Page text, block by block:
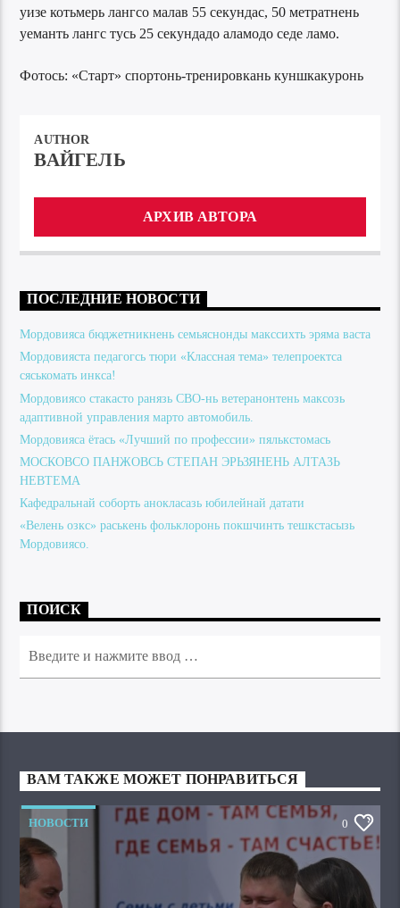
уизе котьмерь лангсо малав 55 секундас, 50 метратнень
уеманть лангс тусь 25 секундадо аламодо седе ламо.
Фотось: «Старт» спортонь-тренировкань куншкакуронь
AUTHOR
ВАЙГЕЛЬ
АРХИВ АВТОРА
ПОСЛЕДНИЕ НОВОСТИ
Мордовияса бюджетникнень семьяснонды макссихть эряма васта
Мордовияста педагогсь тюри «Классная тема» телепроектса
сяськомать инкса!
Мордовиясо стакасто ранязь СВО-нь ветеранонтень максозь
адаптивной управления марто автомобиль.
Мордовияса ётась «Лучший по профессии» пялькстомась
МОСКОВСО ПАНЖОВСЬ СТЕПАН ЭРЬЗЯНЕНЬ АЛТАЗЬ
НЕВТЕМА
Кафедральнай соборть анокласазь юбилейнай датати
«Велень озкс» раськень фольклоронь покшчинть тешкстасызь
Мордовиясо.
ПОИСК
ВАМ ТАКЖЕ МОЖЕТ ПОНРАВИТЬСЯ
НОВОСТИ 0